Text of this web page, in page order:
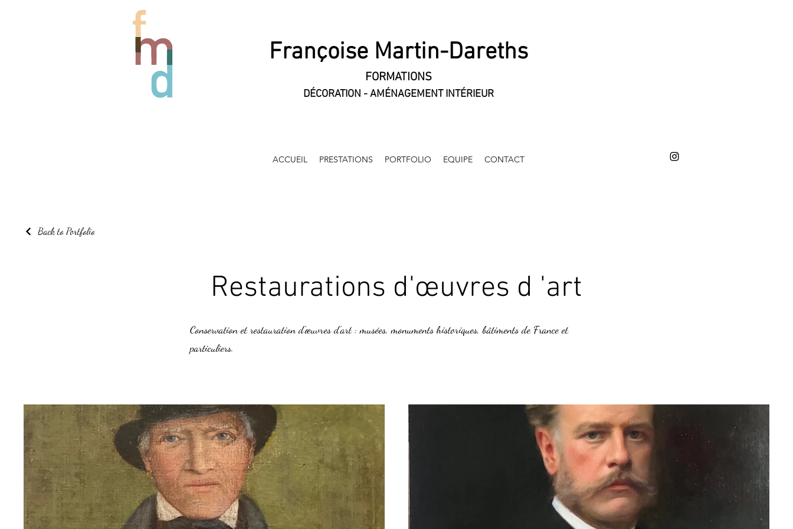
Françoise Martin-Dareths
FORMATIONS
DÉCORATION - AMÉNAGEMENT INTÉRIEUR
ACCUEIL PRESTATIONS PORTFOLIO EQUIPE CONTACT
Back to Portfolio
Restaurations d'œuvres d 'art
Conservation et restauration d'œuvres d'art : musées, monuments historiques, bâtiments de France et
particuliers.